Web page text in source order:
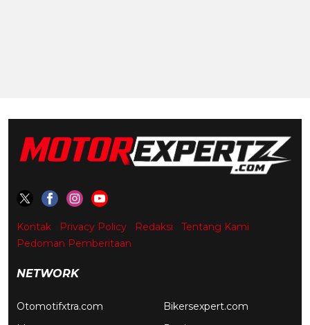
Kontak Privacy Policy Redaksi
Tentang Kami
Pedoman Pemberitaan
NETWORK
Otomotifxtra.com
Bikersexpert.com